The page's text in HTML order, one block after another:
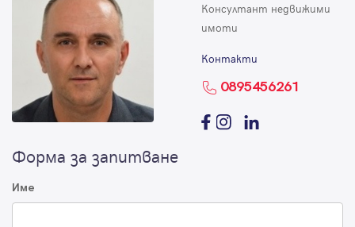
Консултант недвижими
имоти
Контакти
0895456261
Форма за запитване
Име